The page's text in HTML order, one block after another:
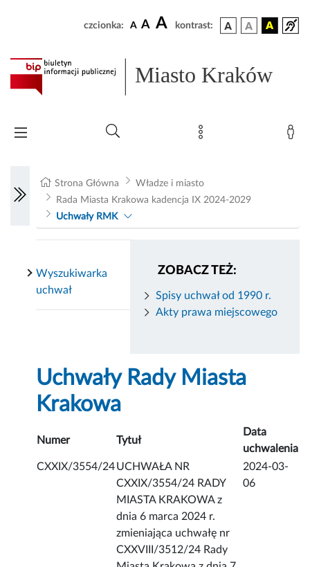
czcionka: A A A kontrast:
Miasto Kraków
Strona Główna
Władze i miasto
Rada Miasta Krakowa kadencja IX 2024-2029
Uchwały RMK
ZOBACZ TEŻ:
Spisy uchwał od 1990 r.
Akty prawa miejscowego
Wyszukiwarka
uchwał
Uchwały Rady Miasta
Krakowa
Numer Tytuł
Data
uchwalenia
CXXIX/3554/24UCHWAŁA NR
CXXIX/3554/24 RADY
MIASTA KRAKOWA z
dnia 6 marca 2024 r.
zmieniająca uchwałę nr
CXXVIII/3512/24 Rady
2024-03-
06